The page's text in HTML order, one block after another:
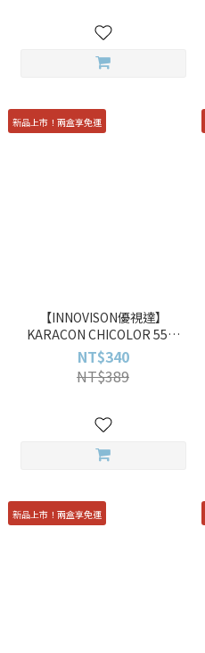
新品上市！兩盒享免運
【INNOVISON優視達】
KARACON CHICOLOR 55%
#44 月光灰 Moonlit Gray
10pcs 彩色日拋
NT$340
NT$389
新品上市！兩盒享免運